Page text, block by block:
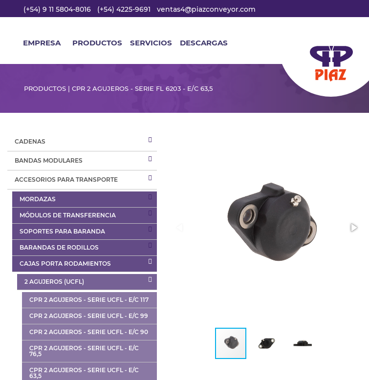
(+54) 9 11 5804-8016 (+54) 4225-9691 ventas4@piazconveyor.com
EMPRESA PRODUCTOS SERVICIOS DESCARGAS
PRODUCTOS | CPR 2 AGUJEROS - SERIE FL 6203 - E/C 63,5
CADENAS
BANDAS MODULARES
ACCESORIOS PARA TRANSPORTE
MORDAZAS
MÓDULOS DE TRANSFERENCIA
SOPORTES PARA BARANDA
BARANDAS DE RODILLOS
CAJAS PORTA RODAMIENTOS
2 AGUJEROS (UCFL)
CPR 2 AGUJEROS - SERIE UCFL - E/C 117
CPR 2 AGUJEROS - SERIE UCFL - E/C 99
CPR 2 AGUJEROS - SERIE UCFL - E/C 90
CPR 2 AGUJEROS - SERIE UCFL - E/C
76,5
CPR 2 AGUJEROS - SERIE UCFL - E/C
63,5